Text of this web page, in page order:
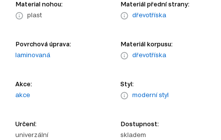
Material nohou:
plast
Materiál přední strany:
dřevotříska
Povrchová úprava:
laminovaná
Materiál korpusu:
dřevotříska
Akce:
akce
Styl:
moderní styl
Určení:
univerzální
Dostupnost:
skladem